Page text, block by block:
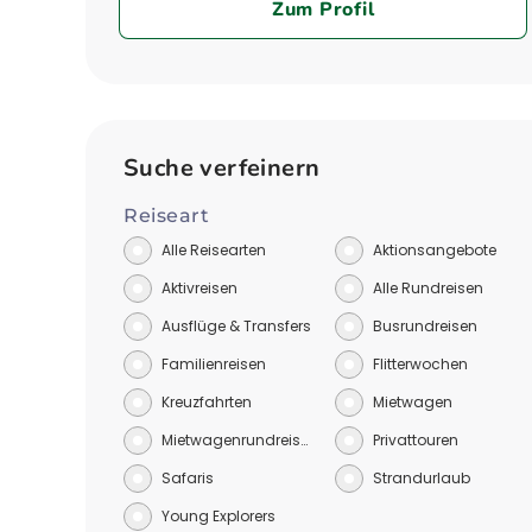
Zum Profil
Suche verfeinern
Reiseart
Alle Reisearten
Aktionsangebote
Aktivreisen
Alle Rundreisen
Ausflüge & Transfers
Busrundreisen
Familienreisen
Flitterwochen
Kreuzfahrten
Mietwagen
Mietwagenrundreisen
Privattouren
Safaris
Strandurlaub
Young Explorers